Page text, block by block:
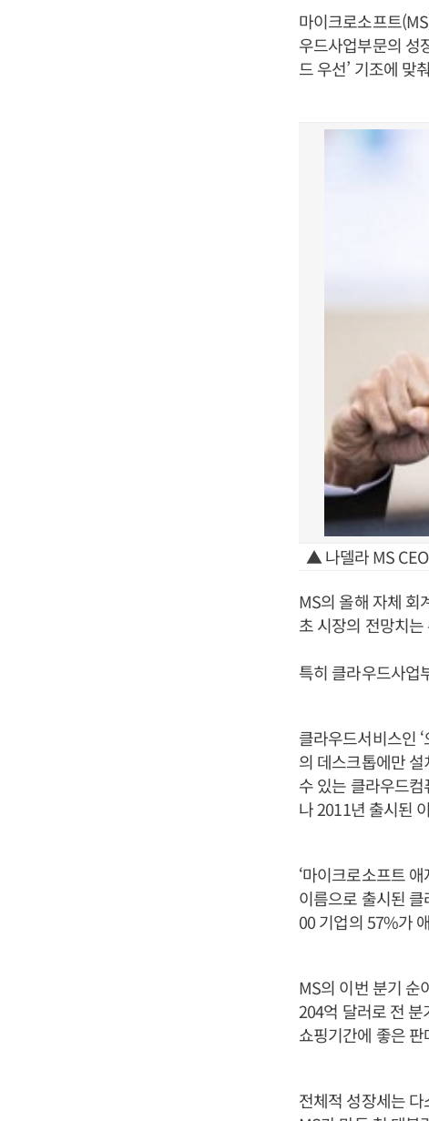
마이크로소프트
우드사업부문의 성
드 우선’ 기조에 맞
▲ 나델라 MS CEO
MS의 올해 자체 회
초 시장의 전망치
특히 클라우드사업
클라우드서비스인
의 데스크톱에만
수 있는 클라우드
나 2011년 출시된
‘마이크로소프트
이름으로 출시된
00 기업의 57%가
MS의 이번 분기 순
204억 달러로 전 분
쇼핑기간에 좋은
전체적 성장세는